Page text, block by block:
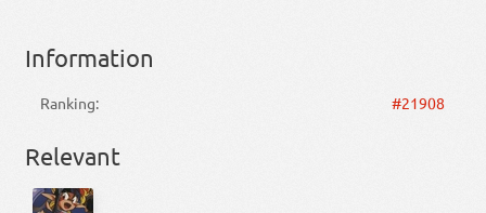
Information
Ranking: #21908
Relevant